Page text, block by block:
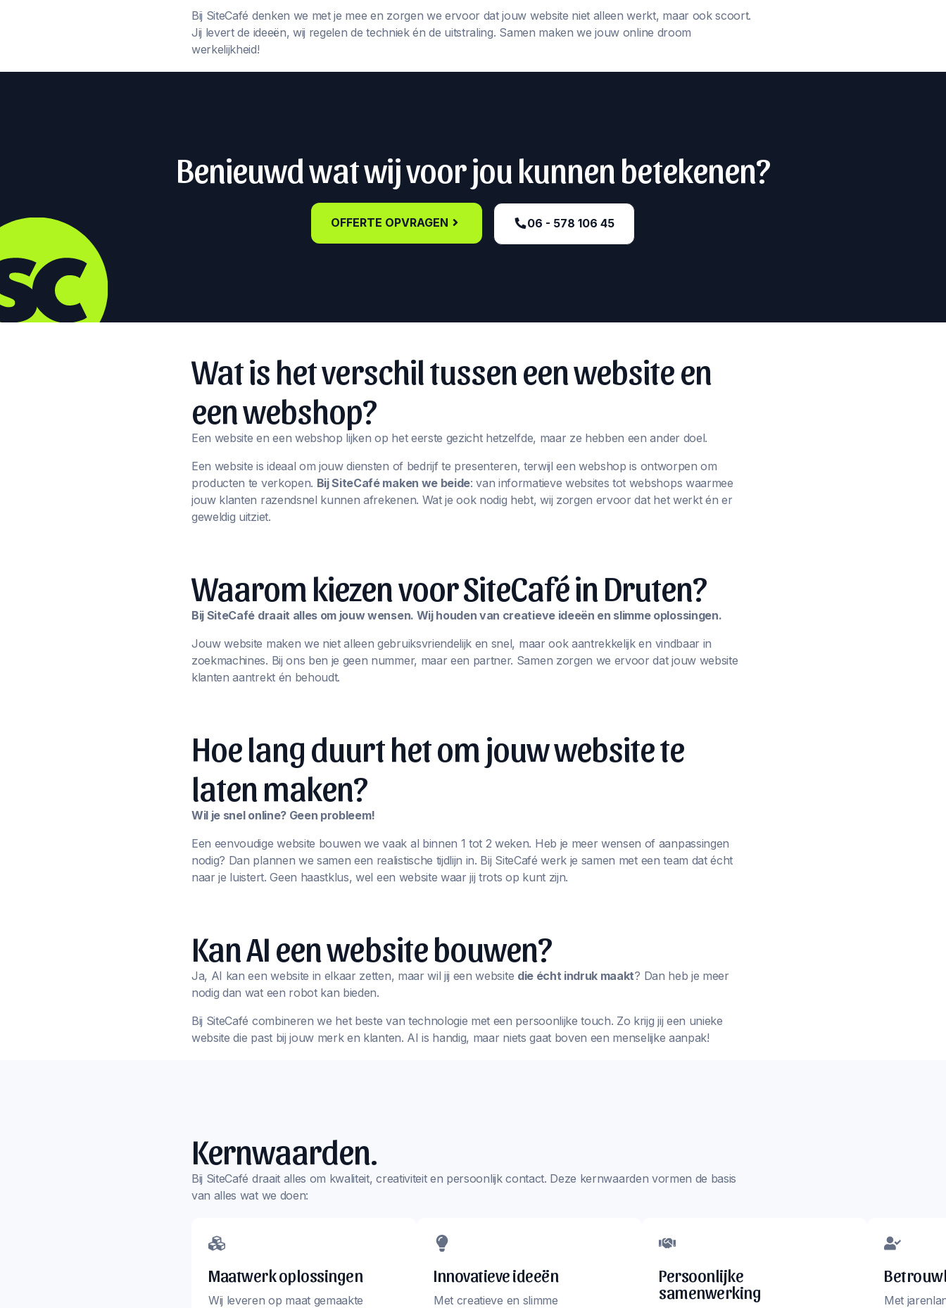
Bij SiteCafé denken we met je mee en zorgen we ervoor dat jouw website niet alleen werkt, maar ook scoort.
Jij levert de ideeën, wij regelen de techniek én de uitstraling. Samen maken we jouw online droom
werkelijkheid!
Benieuwd wat wij voor jou kunnen betekenen?
OFFERTE OPVRAGEN 06 - 578 106 45‬
Wat is het verschil tussen een website en
een webshop?
Een website en een webshop lijken op het eerste gezicht hetzelfde, maar ze hebben een ander doel.
Een website is ideaal om jouw diensten of bedrijf te presenteren, terwijl een webshop is ontworpen om
producten te verkopen. Bij SiteCafé maken we beide: van informatieve websites tot webshops waarmee
jouw klanten razendsnel kunnen afrekenen. Wat je ook nodig hebt, wij zorgen ervoor dat het werkt én er
geweldig uitziet.
Waarom kiezen voor SiteCafé in Druten?
Bij SiteCafé draait alles om jouw wensen. Wij houden van creatieve ideeën en slimme oplossingen.
Jouw website maken we niet alleen gebruiksvriendelijk en snel, maar ook aantrekkelijk en vindbaar in
zoekmachines. Bij ons ben je geen nummer, maar een partner. Samen zorgen we ervoor dat jouw website
klanten aantrekt én behoudt.
Hoe lang duurt het om jouw website te
laten maken?
Wil je snel online? Geen probleem!
Een eenvoudige website bouwen we vaak al binnen 1 tot 2 weken. Heb je meer wensen of aanpassingen
nodig? Dan plannen we samen een realistische tijdlijn in. Bij SiteCafé werk je samen met een team dat écht
naar je luistert. Geen haastklus, wel een website waar jij trots op kunt zijn.
Kan AI een website bouwen?
Ja, AI kan een website in elkaar zetten, maar wil jij een website die écht indruk maakt? Dan heb je meer
nodig dan wat een robot kan bieden.
Bij SiteCafé combineren we het beste van technologie met een persoonlijke touch. Zo krijg jij een unieke
website die past bij jouw merk en klanten. AI is handig, maar niets gaat boven een menselijke aanpak!
Kernwaarden.
Bij SiteCafé draait alles om kwaliteit, creativiteit en persoonlijk contact. Deze kernwaarden vormen de basis
van alles wat we doen:
Maatwerk oplossingen
Wij leveren op maat gemaakte
Innovatieve ideeën
Met creatieve en slimme
Persoonlijke
samenwerking
Met